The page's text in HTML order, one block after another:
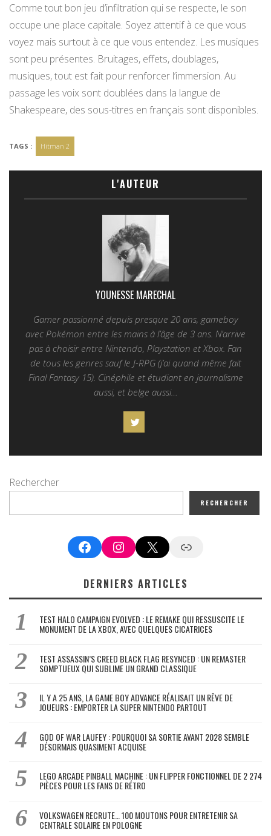
Comme tout bon jeu d’infiltration qui se respecte, le son
occupe une place capitale. Soyez attentif à ce que vous
voyez mais surtout à ce que vous entendez. Les musiques
sont peu présentes. Bruitages, effets, doublages,
musiques, tout est fait pour renforcer l’immersion. Au
passage les voix sont doublées dans la langue de
Shakespeare, des sous-titres en français sont disponibles.
TAGS : Hitman 2
L'AUTEUR
YOUNESSE MARECHAL
Gamer passionné depuis presque 20 ans, gameboy
avec Pokémon entre les mains à l’âge de 3 ans. N’arrive
pas à choisir entre Nintendo, Playstation et Xbox. Fan
de tous les genres sauf le J-RPG (j’ai quand même fait
Final Fantasy 15). Cinéphile et étudiant en journalisme
aussi, et belge aussi…
Rechercher
RECHERCHER
FacebookInstagram
X Google News
DERNIERS ARTICLES
TEST HALO CAMPAIGN EVOLVED : LE REMAKE QUI RESSUSCITE LE
MONUMENT DE LA XBOX, AVEC QUELQUES CICATRICES
TEST ASSASSIN’S CREED BLACK FLAG RESYNCED : UN REMASTER
SOMPTUEUX QUI SUBLIME UN GRAND CLASSIQUE
IL Y A 25 ANS, LA GAME BOY ADVANCE RÉALISAIT UN RÊVE DE
JOUEURS : EMPORTER LA SUPER NINTENDO PARTOUT
GOD OF WAR LAUFEY : POURQUOI SA SORTIE AVANT 2028 SEMBLE
DÉSORMAIS QUASIMENT ACQUISE
LEGO ARCADE PINBALL MACHINE : UN FLIPPER FONCTIONNEL DE 2 274
PIÈCES POUR LES FANS DE RÉTRO
VOLKSWAGEN RECRUTE… 100 MOUTONS POUR ENTRETENIR SA
CENTRALE SOLAIRE EN POLOGNE